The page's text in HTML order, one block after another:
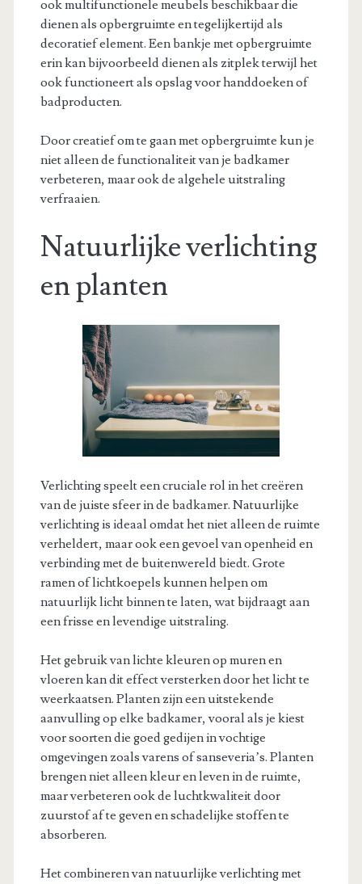
ook multifunctionele meubels beschikbaar die
dienen als opbergruimte en tegelijkertijd als
decoratief element. Een bankje met opbergruimte
erin kan bijvoorbeeld dienen als zitplek terwijl het
ook functioneert als opslag voor handdoeken of
badproducten.
Door creatief om te gaan met opbergruimte kun je
niet alleen de functionaliteit van je badkamer
verbeteren, maar ook de algehele uitstraling
verfraaien.
Natuurlijke verlichting
en planten
Verlichting speelt een cruciale rol in het creëren
van de juiste sfeer in de badkamer. Natuurlijke
verlichting is ideaal omdat het niet alleen de ruimte
verheldert, maar ook een gevoel van openheid en
verbinding met de buitenwereld biedt. Grote
ramen of lichtkoepels kunnen helpen om
natuurlijk licht binnen te laten, wat bijdraagt aan
een frisse en levendige uitstraling.
Het gebruik van lichte kleuren op muren en
vloeren kan dit effect versterken door het licht te
weerkaatsen. Planten zijn een uitstekende
aanvulling op elke badkamer, vooral als je kiest
voor soorten die goed gedijen in vochtige
omgevingen zoals varens of sanseveria’s. Planten
brengen niet alleen kleur en leven in de ruimte,
maar verbeteren ook de luchtkwaliteit door
zuurstof af te geven en schadelijke stoffen te
absorberen.
Het combineren van natuurlijke verlichting met